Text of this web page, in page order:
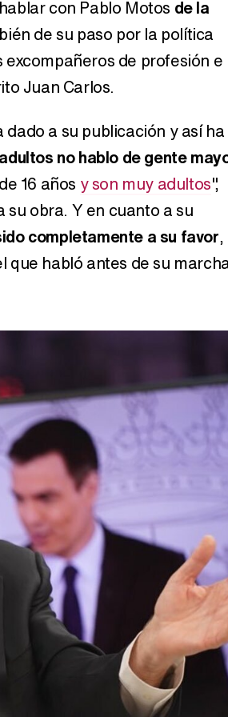
Magdalena de Suecia responde a las críticas y explica por qué le han permitido lanzar su propio negocio
con Pablo Motos de la
de su paso por la política
de profesión e
Juan Carlos.
a su publicación y así ha
no hablo de gente
16 años y son muy adultos",
su obra. Y en cuanto a su
completamente a su favor,
que habló antes de su